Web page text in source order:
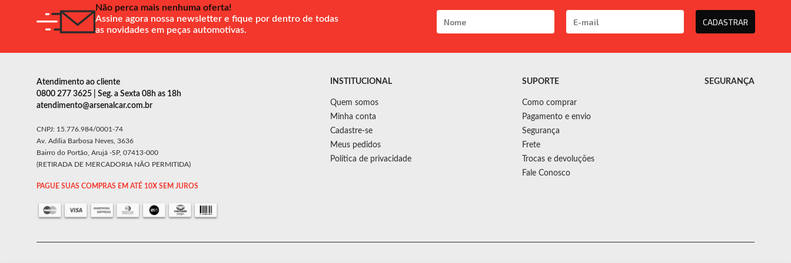
Não perca mais nenhuma oferta!
Assine agora nossa newsletter e fique por dentro de todas
as novidades em peças automotivas.
CADASTRAR
Atendimento ao cliente
0800 277 3625 | Seg. a Sexta 08h as 18h
atendimento@arsenalcar.com.br
CNPJ: 15.776.984/0001-74
Av. Adília Barbosa Neves, 3636
Bairro do Portão, Arujá -SP, 07413-000
(RETIRADA DE MERCADORIA NÃO PERMITIDA)
PAGUE SUAS COMPRAS EM ATÉ 10X SEM JUROS
INSTITUCIONAL
Quem somos
Minha conta
Cadastre-se
Meus pedidos
Política de privacidade
SUPORTE
Como comprar
Pagamento e envio
Segurança
Frete
Trocas e devoluções
Fale Conosco
SEGURANÇA